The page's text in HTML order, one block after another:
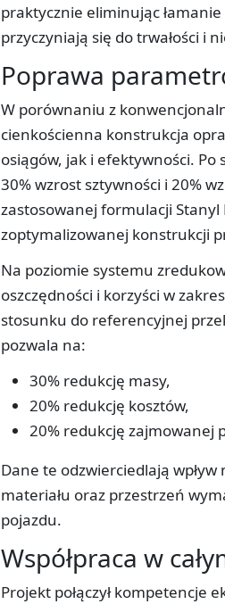
praktycznie eliminując
przyczyniają się do trwałości i
Poprawa
W porównaniu z
cienkościenna konstrukcja
osiągów, jak i efektywności. Po
30% wzrost sztywności i 20%
zastosowanej formulacji Stanyl
zoptymalizowanej konstrukcji
Na poziomie systemu
oszczędności i korzyści w
stosunku do referencyjnej
pozwala na:
30% redukcję masy,
20% redukcję kosztów,
20% redukcję zajmowanej
Dane te odzwierciedlają
materiału oraz przestrzeń
pojazdu.
Współpraca w
Projekt połączył kompetencje